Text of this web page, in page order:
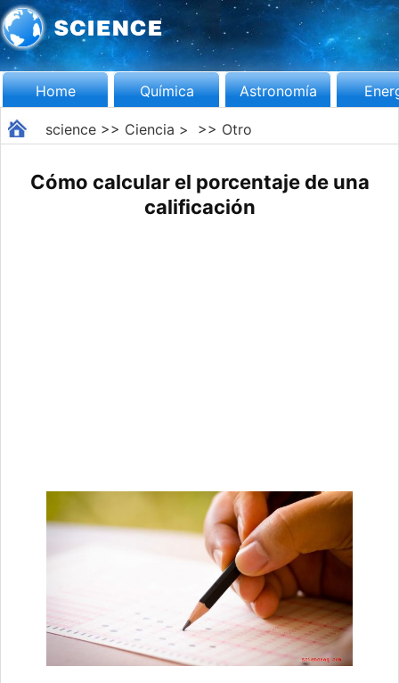
Home Química Astronomía
science>> Ciencia > >> Otro
Cómo calcular el porcentaje de una
calificación